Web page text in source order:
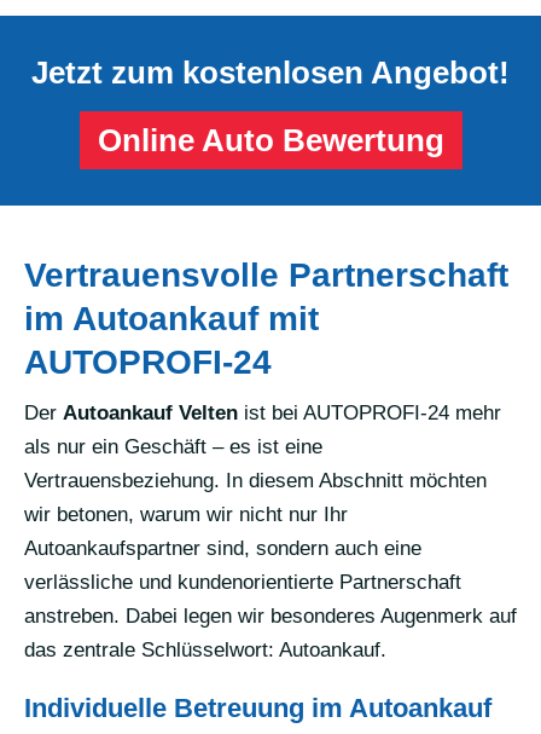
Jetzt zum kostenlosen Angebot!
Online Auto Bewertung
Vertrauensvolle Partnerschaft
im Autoankauf mit
AUTOPROFI-24
Der Autoankauf Velten ist bei AUTOPROFI-24 mehr
als nur ein Geschäft – es ist eine
Vertrauensbeziehung. In diesem Abschnitt möchten
wir betonen, warum wir nicht nur Ihr
Autoankaufspartner sind, sondern auch eine
verlässliche und kundenorientierte Partnerschaft
anstreben. Dabei legen wir besonderes Augenmerk auf
das zentrale Schlüsselwort: Autoankauf.
Individuelle Betreuung im Autoankauf